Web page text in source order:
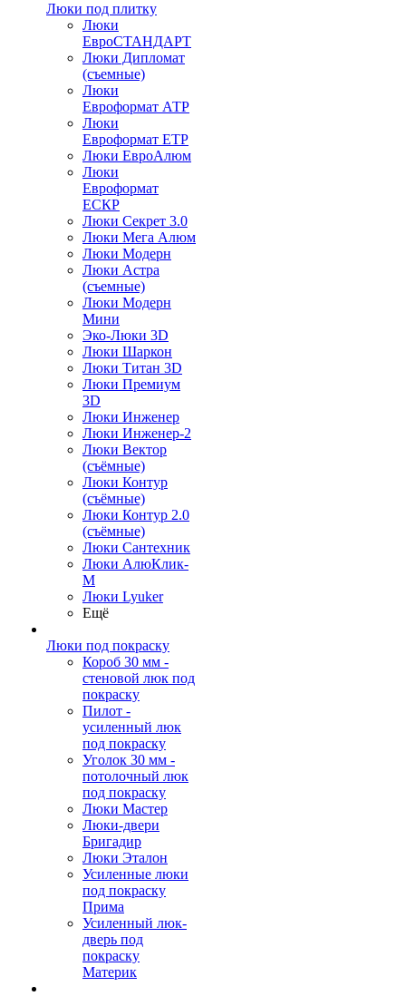
Люки под плитку
Люки
ЕвроСТАНДАРТ
Люки Дипломат
(съемные)
Люки
Евроформат АТР
Люки
Евроформат ЕТР
Люки ЕвроАлюм
Люки
Евроформат
ЕСКР
Люки Секрет 3.0
Люки Мега Алюм
Люки Модерн
Люки Астра
(съемные)
Люки Модерн
Мини
Эко-Люки 3D
Люки Шаркон
Люки Титан 3D
Люки Премиум
3D
Люки Инженер
Люки Инженер-2
Люки Вектор
(съёмные)
Люки Контур
(съёмные)
Люки Контур 2.0
(съёмные)
Люки Сантехник
Люки АлюКлик-
М
Люки Lyuker
Ещё
Люки под покраску
Короб 30 мм -
стеновой люк под
покраску
Пилот -
усиленный люк
под покраску
Уголок 30 мм -
потолочный люк
под покраску
Люки Мастер
Люки-двери
Бригадир
Люки Эталон
Усиленные люки
под покраску
Прима
Усиленный люк-
дверь под
покраску
Материк